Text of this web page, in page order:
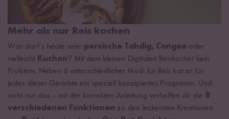
Mehr als nur Reis kochen
Was darf’s heute sein: persische Tahdig, Congee oder
vielleicht Kuchen? Mit dem kleinen Digitalen Reiskocher kein
Problem. Neben 6 unterschiedlicher Modi für Reis hat er für
jedes dieser Gerichte ein speziell konzipiertes Programm. Und
nicht nur das – mit der korrekten Anleitung verhelfen dir die 8
verschiedenen Funktionen zu den leckersten Kreationen